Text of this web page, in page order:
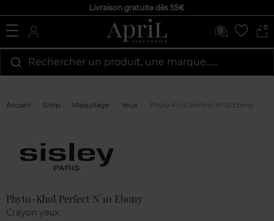
Livraison gratuite dès 55€
0
Rechercher un produit, une marque…...
Accueil Shop Maquillage Yeux Phyto-Khol Perfect N°10 Ebony
Phyto-Khol Perfect N°10 Ebony
Crayon yeux